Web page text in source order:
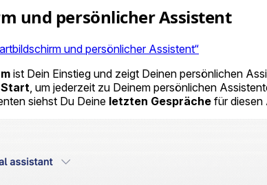
und persönlicher Assistent
und persönlicher Assistent“
ist Dein Einstieg und zeigt Deinen persönlichen
Start, um jederzeit zu Deinem persönlichen
siehst Du Deine letzten Gespräche für diesen